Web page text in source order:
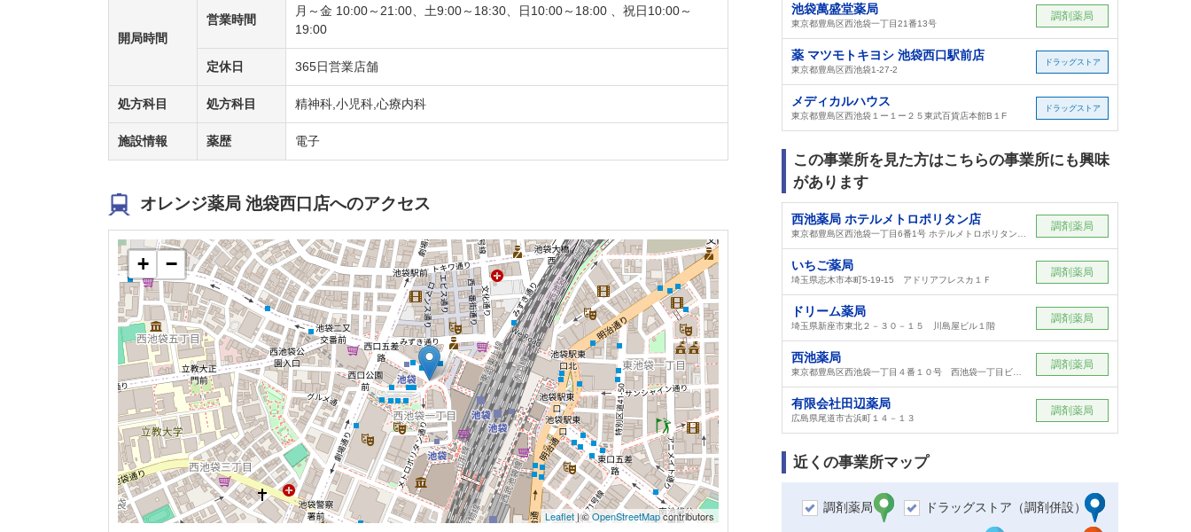
開局時間
営業時間
月～金 10:00～21:00、土9:00～18:30、日10:00～18:00 、祝日10:00～
19:00
定休日 365日営業店舗
処方科目 処方科目 精神科,小児科,心療内科
施設情報 薬歴 電子
オレンジ薬局 池袋西口店へのアクセス
+ −
Leaflet| ©OpenStreetMapcontributors
池袋萬盛堂薬局
東京都豊島区西池袋一丁目21番13号
調剤薬局
薬 マツモトキヨシ 池袋西口駅前店
東京都豊島区西池袋1-27-2
ドラッグストア
メディカルハウス
東京都豊島区西池袋１ー１ー２５東武百貨店本館B１F
ドラッグストア
この事業所を見た方はこちらの事業所にも興味
があります
西池薬局 ホテルメトロポリタン店 調剤薬局
いちご薬局
埼玉県志木市本町5-19-15 アドリアフレスカ１Ｆ
調剤薬局
ドリーム薬局
埼玉県新座市東北２－３０－１５ 川島屋ビル１階
調剤薬局
西池薬局 調剤薬局
有限会社田辺薬局
広島県尾道市古浜町１４－１３
調剤薬局
近くの事業所マップ
調剤薬局 ドラッグストア（調剤併設）